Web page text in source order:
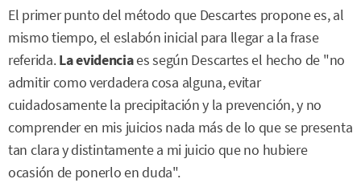
El primer punto del método que Descartes propone es, al
mismo tiempo, el eslabón inicial para llegar a la frase
referida.La evidenciaes según Descartes el hecho de "no
admitir como verdadera cosa alguna, evitar
cuidadosamente la precipitación y la prevención, y no
comprender en mis juicios nada más de lo que se presenta
tan clara y distintamente a mi juicio que no hubiere
ocasión de ponerlo en duda".